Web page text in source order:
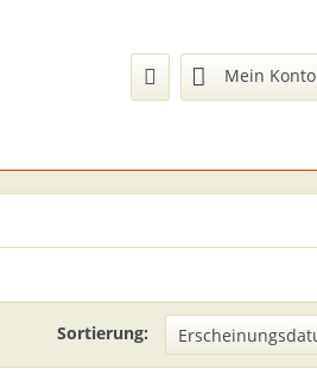
Mein Konto
Sortierung: